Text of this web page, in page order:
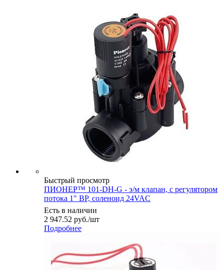
Быстрый просмотр
ПИОНЕР™ 101-DH-G - э/м клапан, с регулятором
потока 1" ВР, соленоид 24VAC
Есть в наличии
2 947.52 руб./шт
Подробнее